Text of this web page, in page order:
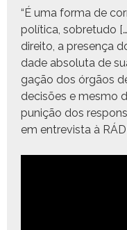
“É uma for­ma de
políti­ca, sobre­tu­do
dire­ito, a pre­sença
dade abso­lu­ta de
gação dos órgãos
decisões e mes­mo
punição dos
em entre­vista à